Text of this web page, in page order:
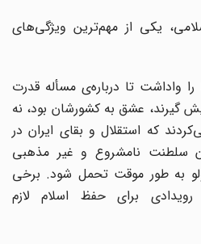
یکی از مهم‌ترین ویژگی‌های
واداشت تا درباره‌ی مسأله قدرت
گیرند، عشق به کشورشان بود، نه
که استقلال و بقای ایران در
نامشروع و غیر مذهبی
به طور موقت تحمل شود. برخی
برای حفظ اسلام لازم